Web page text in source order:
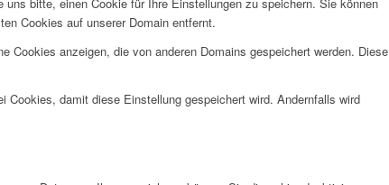
Cookies auf unserer Domain entfernt.
Cookies anzeigen, die von anderen Domains gespeichert werden. Diese
damit diese Einstellung gespeichert wird. Andernfalls wird